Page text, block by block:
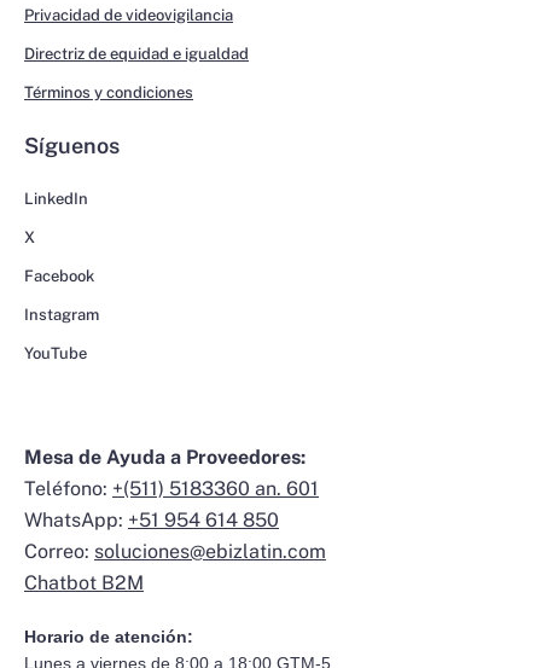
Privacidad de videovigilancia
Directriz de equidad e igualdad
Términos y condiciones
Síguenos
LinkedIn
X
Facebook
Instagram
YouTube
Mesa de Ayuda a Proveedores:
Teléfono: +(511) 5183360 an. 601
WhatsApp: +51 954 614 850
Correo: soluciones@ebizlatin.com
Chatbot B2M
Horario de atención:
Lunes a viernes de 8:00 a 18:00 GTM-5